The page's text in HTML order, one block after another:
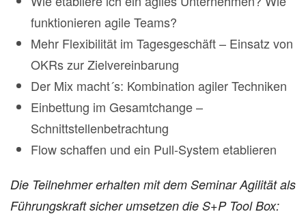
funktionieren agile Teams?
Mehr Flexibilität im Tagesgeschäft – Einsatz von
OKRs zur Zielvereinbarung
Der Mix macht´s: Kombination agiler Techniken
Einbettung im Gesamtchange –
Schnittstellenbetrachtung
Flow schaffen und ein Pull-System etablieren
Die Teilnehmer erhalten mit dem Seminar Agilität als
Führungskraft sicher umsetzen die S+P Tool Box: